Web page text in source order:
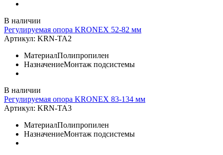
В наличии
Регулируемая опора KRONEX 52-82 мм
Артикул: KRN-TA2
МатериалПолипропилен
НазначениеМонтаж подсистемы
В наличии
Регулируемая опора KRONEX 83-134 мм
Артикул: KRN-TA3
МатериалПолипропилен
НазначениеМонтаж подсистемы